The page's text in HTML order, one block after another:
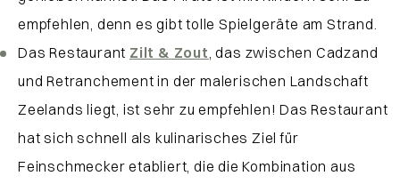
empfehlen, denn es gibt tolle Spielgeräte am Strand.
Das Restaurant Zilt & Zout , das zwischen Cadzand
und Retranchement in der malerischen Landschaft
Zeelands liegt, ist sehr zu empfehlen! Das Restaurant
hat sich schnell als kulinarisches Ziel für
Feinschmecker etabliert, die die Kombination aus